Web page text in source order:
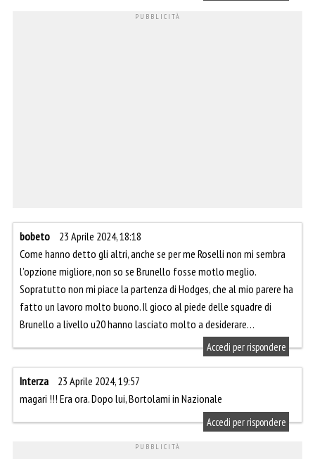
bobeto
23 Aprile 2024, 18:18
Come hanno detto gli altri, anche se per me Roselli non mi sembra
l’opzione migliore, non so se Brunello fosse motlo meglio.
Sopratutto non mi piace la partenza di Hodges, che al mio parere ha
fatto un lavoro molto buono. Il gioco al piede delle squadre di
Brunello a livello u20 hanno lasciato molto a desiderare…
Accedi per rispondere
Interza
23 Aprile 2024, 19:57
magari !!! Era ora. Dopo lui, Bortolami in Nazionale
Accedi per rispondere